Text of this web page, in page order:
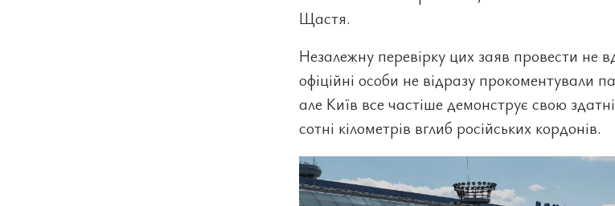
Щастя.
Незалежну перевірку цих заяв провести не
офіційні особи не відразу прокоментували
але Київ все частіше демонструє свою
сотні кілометрів вглиб російських кордонів.